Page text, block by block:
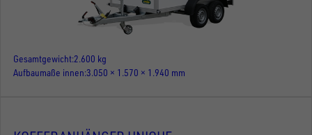
Gesamtgewicht 2.600 kg
Aufbaumaße innen 3.050 × 1.570 × 1.940 mm